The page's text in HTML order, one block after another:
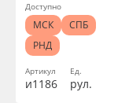
Артикул
и1186
Ед.
рул.
Доступно
МСК
СПБ
РНД